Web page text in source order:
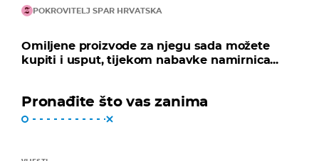
POKROVITELJ SPAR HRVATSKA
Omiljene proizvode za njegu sada možete
kupiti i usput, tijekom nabavke namirnica...
Pronađite što vas zanima